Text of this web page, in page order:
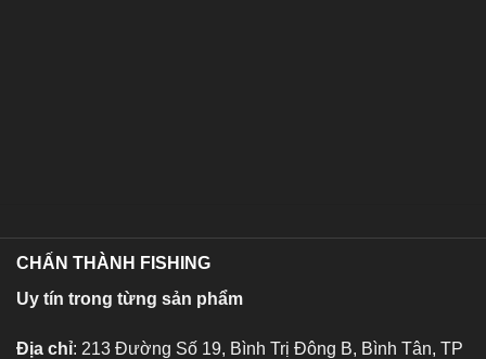
CHẤN THÀNH FISHING
Uy tín trong từng sản phẩm
Địa chỉ: 213 Đường Số 19, Bình Trị Đông B, Bình Tân, TP